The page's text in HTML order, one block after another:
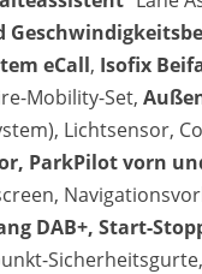
eCall, Isofix
Mobility-Set,
Lichtsensor,
ParkPilot vorn
DAB+, Start-